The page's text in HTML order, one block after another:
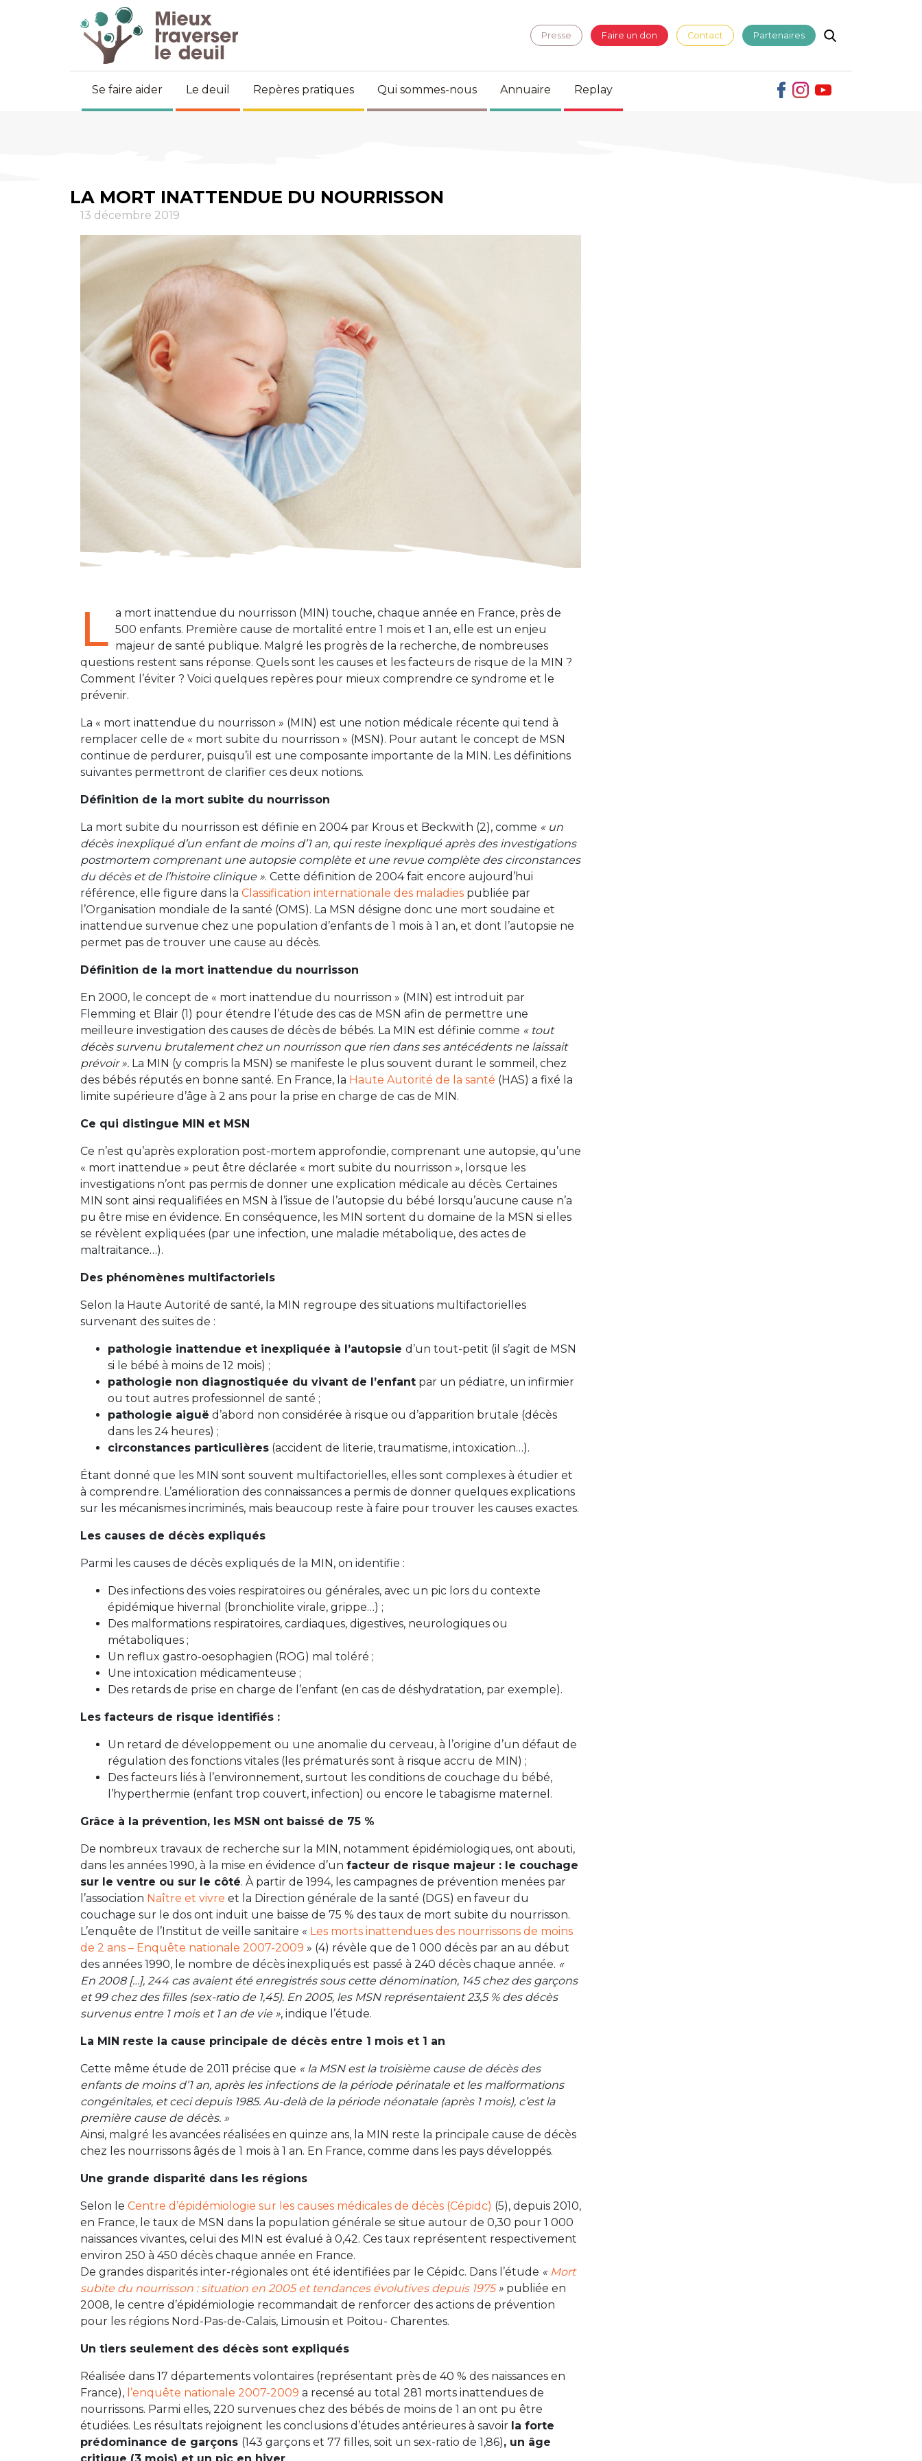
Presse Faire un don Contact Partenaires
Se faire aider Le deuil Repères pratiques Qui sommes-nous Annuaire Replay
LA MORT INATTENDUE DU NOURRISSON
13 décembre 2019
L a mort inattendue du nourrisson (MIN) touche, chaque année en France, près de
500 enfants. Première cause de mortalité entre 1 mois et 1 an, elle est un enjeu
majeur de santé publique. Malgré les progrès de la recherche, de nombreuses
questions restent sans réponse. Quels sont les causes et les facteurs de risque de la MIN ?
Comment l’éviter ? Voici quelques repères pour mieux comprendre ce syndrome et le
prévenir.
La « mort inattendue du nourrisson » (MIN) est une notion médicale récente qui tend à
remplacer celle de « mort subite du nourrisson » (MSN). Pour autant le concept de MSN
continue de perdurer, puisqu’il est une composante importante de la MIN. Les définitions
suivantes permettront de clarifier ces deux notions.
Définition de la mort subite du nourrisson
La mort subite du nourrisson est définie en 2004 par Krous et Beckwith (2), comme « un
décès inexpliqué d’un enfant de moins d’1 an, qui reste inexpliqué après des investigations
postmortem comprenant une autopsie complète et une revue complète des circonstances
du décès et de l’histoire clinique ». Cette définition de 2004 fait encore aujourd’hui
référence, elle figure dans la Classification internationale des maladies publiée par
l’Organisation mondiale de la santé (OMS). La MSN désigne donc une mort soudaine et
inattendue survenue chez une population d’enfants de 1 mois à 1 an, et dont l’autopsie ne
permet pas de trouver une cause au décès.
Définition de la mort inattendue du nourrisson
En 2000, le concept de « mort inattendue du nourrisson » (MIN) est introduit par
Flemming et Blair (1) pour étendre l’étude des cas de MSN afin de permettre une
meilleure investigation des causes de décès de bébés. La MIN est définie comme « tout
décès survenu brutalement chez un nourrisson que rien dans ses antécédents ne laissait
prévoir ». La MIN (y compris la MSN) se manifeste le plus souvent durant le sommeil, chez
des bébés réputés en bonne santé. En France, la Haute Autorité de la santé (HAS) a fixé la
limite supérieure d’âge à 2 ans pour la prise en charge de cas de MIN.
Ce qui distingue MIN et MSN
Ce n’est qu’après exploration post-mortem approfondie, comprenant une autopsie, qu’une
« mort inattendue » peut être déclarée « mort subite du nourrisson », lorsque les
investigations n’ont pas permis de donner une explication médicale au décès. Certaines
MIN sont ainsi requalifiées en MSN à l’issue de l’autopsie du bébé lorsqu’aucune cause n’a
pu être mise en évidence. En conséquence, les MIN sortent du domaine de la MSN si elles
se révèlent expliquées (par une infection, une maladie métabolique, des actes de
maltraitance…).
Des phénomènes multifactoriels
Selon la Haute Autorité de santé, la MIN regroupe des situations multifactorielles
survenant des suites de :
pathologie inattendue et inexpliquée à l’autopsie d’un tout-petit (il s’agit de MSN
si le bébé à moins de 12 mois) ;
pathologie non diagnostiquée du vivant de l’enfant par un pédiatre, un infirmier
ou tout autres professionnel de santé ;
pathologie aiguë d’abord non considérée à risque ou d’apparition brutale (décès
dans les 24 heures) ;
circonstances particulières (accident de literie, traumatisme, intoxication…).
Étant donné que les MIN sont souvent multifactorielles, elles sont complexes à étudier et
à comprendre. L’amélioration des connaissances a permis de donner quelques explications
sur les mécanismes incriminés, mais beaucoup reste à faire pour trouver les causes exactes.
Les causes de décès expliqués
Parmi les causes de décès expliqués de la MIN, on identifie :
Des infections des voies respiratoires ou générales, avec un pic lors du contexte
épidémique hivernal (bronchiolite virale, grippe…) ;
Des malformations respiratoires, cardiaques, digestives, neurologiques ou
métaboliques ;
Un reflux gastro-oesophagien (ROG) mal toléré ;
Une intoxication médicamenteuse ;
Des retards de prise en charge de l’enfant (en cas de déshydratation, par exemple).
Les facteurs de risque identifiés :
Un retard de développement ou une anomalie du cerveau, à l’origine d’un défaut de
régulation des fonctions vitales (les prématurés sont à risque accru de MIN) ;
Des facteurs liés à l’environnement, surtout les conditions de couchage du bébé,
l’hyperthermie (enfant trop couvert, infection) ou encore le tabagisme maternel.
Grâce à la prévention, les MSN ont baissé de 75 %
De nombreux travaux de recherche sur la MIN, notamment épidémiologiques, ont abouti,
dans les années 1990, à la mise en évidence d’un facteur de risque majeur : le couchage
sur le ventre ou sur le côté. À partir de 1994, les campagnes de prévention menées par
l’association Naître et vivre et la Direction générale de la santé (DGS) en faveur du
couchage sur le dos ont induit une baisse de 75 % des taux de mort subite du nourrisson.
L’enquête de l’Institut de veille sanitaire « Les morts inattendues des nourrissons de moins
de 2 ans – Enquête nationale 2007-2009 » (4) révèle que de 1 000 décès par an au début
des années 1990, le nombre de décès inexpliqués est passé à 240 décès chaque année. «
En 2008 […], 244 cas avaient été enregistrés sous cette dénomination, 145 chez des garçons
et 99 chez des filles (sex-ratio de 1,45). En 2005, les MSN représentaient 23,5 % des décès
survenus entre 1 mois et 1 an de vie », indique l’étude.
La MIN reste la cause principale de décès entre 1 mois et 1 an
Cette même étude de 2011 précise que « la MSN est la troisième cause de décès des
enfants de moins d’1 an, après les infections de la période périnatale et les malformations
congénitales, et ceci depuis 1985. Au-delà de la période néonatale (après 1 mois), c’est la
première cause de décès. »
Ainsi, malgré les avancées réalisées en quinze ans, la MIN reste la principale cause de décès
chez les nourrissons âgés de 1 mois à 1 an. En France, comme dans les pays développés.
Une grande disparité dans les régions
Selon le Centre d’épidémiologie sur les causes médicales de décès (Cépidc) (5), depuis 2010,
en France, le taux de MSN dans la population générale se situe autour de 0,30 pour 1 000
naissances vivantes, celui des MIN est évalué à 0,42. Ces taux représentent respectivement
environ 250 à 450 décès chaque année en France.
De grandes disparités inter-régionales ont été identifiées par le Cépidc. Dans l’étude « Mort
subite du nourrisson : situation en 2005 et tendances évolutives depuis 1975» publiée en
2008, le centre d’épidémiologie recommandait de renforcer des actions de prévention
pour les régions Nord-Pas-de-Calais, Limousin et Poitou- Charentes.
Un tiers seulement des décès sont expliqués
Réalisée dans 17 départements volontaires (représentant près de 40 % des naissances en
France), l’enquête nationale 2007-2009 a recensé au total 281 morts inattendues de
nourrissons. Parmi elles, 220 survenues chez des bébés de moins de 1 an ont pu être
étudiées. Les résultats rejoignent les conclusions d’études antérieures à savoir la forte
prédominance de garçons (143 garçons et 77 filles, soit un sex-ratio de 1,86), un âge